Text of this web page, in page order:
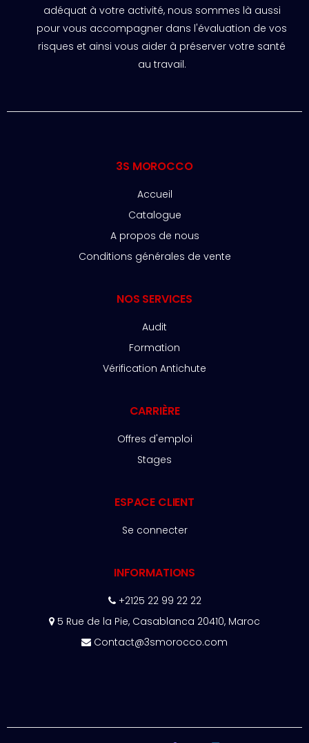
adéquat à votre activité, nous sommes là aussi
pour vous accompagner dans l'évaluation de vos
risques et ainsi vous aider à préserver votre santé
au travail.
3S MOROCCO
Accueil
Catalogue
A propos de nous
Conditions générales de vente
NOS SERVICES
Audit
Formation
Vérification Antichute
CARRIÈRE
Offres d'emploi
Stages
ESPACE CLIENT
Se connecter
INFORMATIONS
+2125 22 99 22 22
5 Rue de la Pie, Casablanca 20410, Maroc
Contact@3smorocco.com